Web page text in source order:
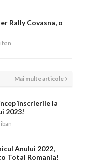
Rally Covasna, o
Mai multe articole
înscrierile la
2023!
Anului 2022,
Total Romania!